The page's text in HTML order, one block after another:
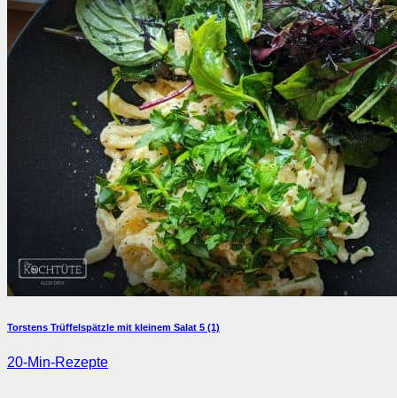
Torstens Trüffelspätzle mit kleinem Salat 5 (1)
20-Min-Rezepte